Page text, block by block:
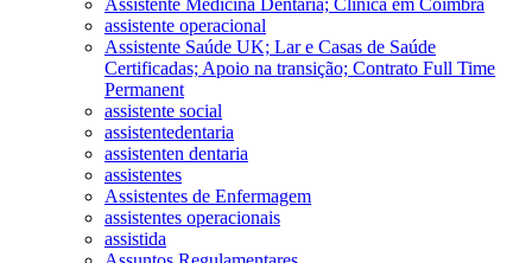
assistente operacional
Assistente Saúde UK; Lar e Casas de Saúde
Certificadas; Apoio na transição; Contrato Full Time
Permanent
assistente social
assistentedentaria
assistenten dentaria
assistentes
Assistentes de Enfermagem
assistentes operacionais
assistida